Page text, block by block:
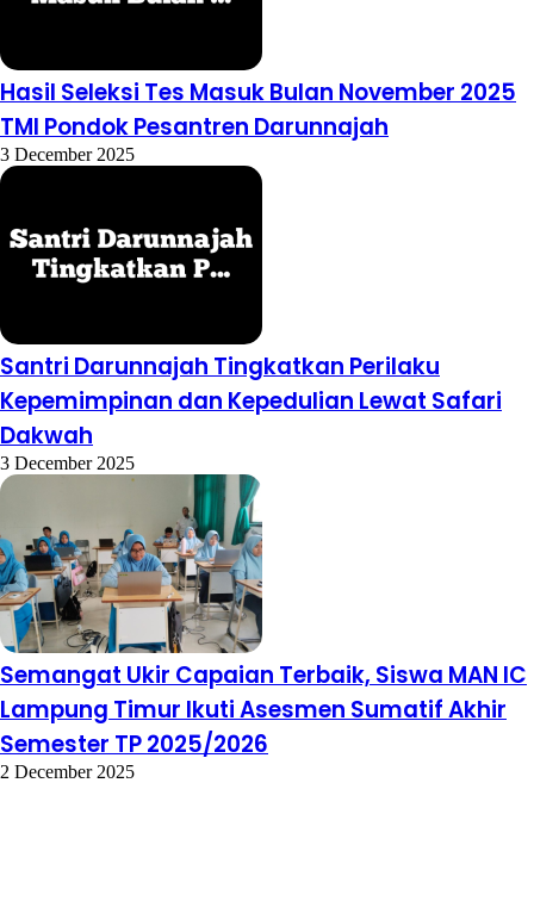
Hasil Seleksi Tes Masuk Bulan November 2025
TMI Pondok Pesantren Darunnajah
3 December 2025
Santri Darunnajah Tingkatkan Perilaku
Kepemimpinan dan Kepedulian Lewat Safari
Dakwah
3 December 2025
Semangat Ukir Capaian Terbaik, Siswa MAN IC
Lampung Timur Ikuti Asesmen Sumatif Akhir
Semester TP 2025/2026
2 December 2025